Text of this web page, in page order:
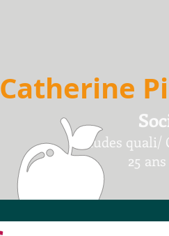
Catherine
Etudes quali/
25